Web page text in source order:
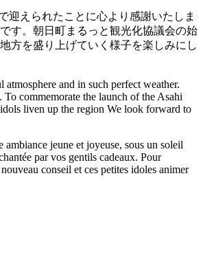
迎えられたことに心より感謝いたしま
す。朝日町まるっと観光化協議会の始
方を盛り上げていく様子を楽しみにし
and in such perfect weather.
commemorate the launch of the Asahi
liven up the region We look forward to
jeune et joyeuse, sous un soleil
par vos gentils cadeaux. Pour
conseil et ces petites idoles animer